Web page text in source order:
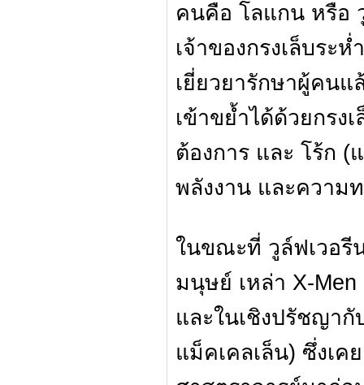
คนคือ โลแกน หรือ
เจ้าของกรงเล็บระ
เยี่ยวยารักษาผู้คน
เข้าขย้ำได้ด้วยกรง
ต้องการ และ โร้ก
พลังงาน และความ
ในขณะที่ วูล์ฟเวอรี
มนุษย์ เหล่า X-
และในเชิงปรัชญากั
แม็คเคลเล็น) ซึ่งเ